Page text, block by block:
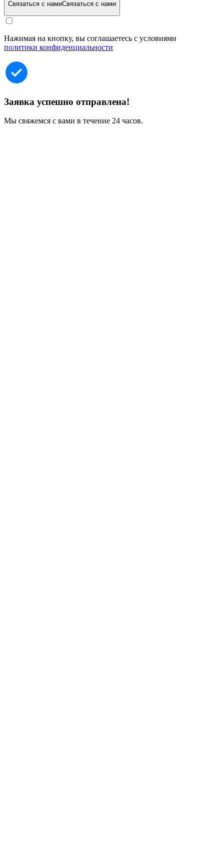
Связаться с намиСвязаться с нами
Нажимая на кнопку, вы соглашаетесь с условиями
политики конфиденциальности
Заявка успешно отправлена!
Мы свяжемся с вами в течение 24 часов.